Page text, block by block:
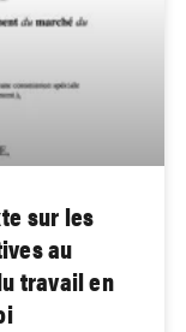
sur les
au
travail en